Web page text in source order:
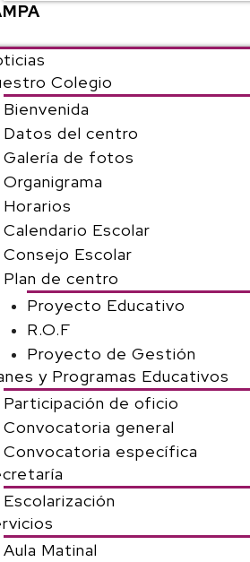
Colegio
Bienvenida
Datos del centro
Galería de fotos
Organigrama
Horarios
Calendario Escolar
Consejo Escolar
Plan de centro
Proyecto Educativo
R.O.F
Proyecto de Gestión
y Programas Educativos
Participación de oficio
Convocatoria general
Convocatoria específica
Escolarización
Aula Matinal